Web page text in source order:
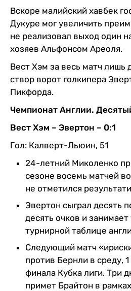
Вскоре малийский хавбек
Дукуре мог увеличить
не реализовал выход один
хозяев Альфонсом Ареоля.
Вест Хэм за весь матч лишь
створ ворот голкипера
Пикфорда.
Чемпионат Англии.
Вест Хэм – Эвертон – 0:1
Гол: Калверт-Льюин, 51
24-летний Миколенко
сезоне восемь матчей
не отметился
Эвертон сыграл десять
десять очков и занимает
турнирной таблице
Следующий матч
против Бернли в среду,
финала Кубка лиги. Три
примет Брайтон в